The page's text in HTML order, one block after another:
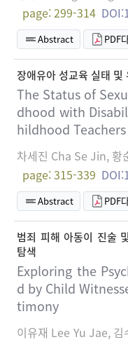
page: 299-314
Abstract PDF
장애유아 성교육 실태 및
The Status of
dhood with
hildhood Teachers
차세진 Cha Se Jin,
page: 315-339
Abstract PDF
범죄 피해 아동이 진술
탐색
Exploring the
d by Child
timony
이유재 Lee Yu Jae,